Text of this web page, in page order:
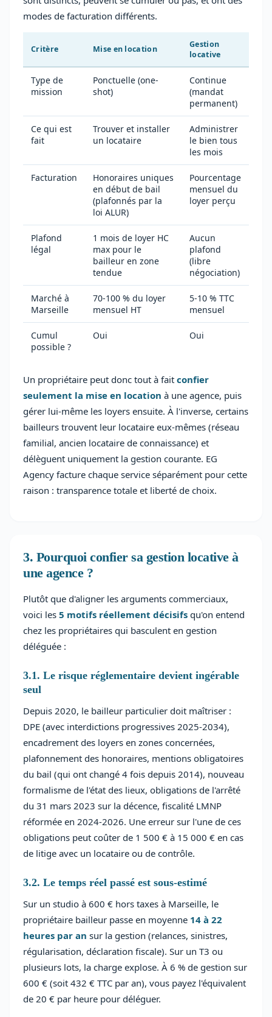
modes de facturation différents.
Critère Mise en location
Gestion
locative
Type de
mission
Ponctuelle (one-
shot)
Continue
(mandat
permanent)
Ce qui est
fait
Trouver et installer
un locataire
Administrer
le bien tous
les mois
Facturation
Honoraires uniques
en début de bail
(plafonnés par la
loi ALUR)
Pourcentage
mensuel du
loyer perçu
Plafond
légal
1 mois de loyer HC
max pour le
bailleur en zone
tendue
Aucun
plafond
(libre
négociation)
Marché à
Marseille
70-100 % du loyer
mensuel HT
5-10 % TTC
mensuel
Cumul
possible ?
Oui Oui
Un propriétaire peut donc tout à fait confier
seulement la mise en location à une agence, puis
gérer lui-même les loyers ensuite. À l'inverse, certains
bailleurs trouvent leur locataire eux-mêmes (réseau
familial, ancien locataire de connaissance) et
délèguent uniquement la gestion courante. EG
Agency facture chaque service séparément pour cette
raison : transparence totale et liberté de choix.
3. Pourquoi confier sa gestion locative à
une agence ?
Plutôt que d'aligner les arguments commerciaux,
voici les 5 motifs réellement décisifs qu'on entend
chez les propriétaires qui basculent en gestion
déléguée :
3.1. Le risque réglementaire devient ingérable
seul
Depuis 2020, le bailleur particulier doit maîtriser :
DPE (avec interdictions progressives 2025-2034),
encadrement des loyers en zones concernées,
plafonnement des honoraires, mentions obligatoires
du bail (qui ont changé 4 fois depuis 2014), nouveau
formalisme de l'état des lieux, obligations de l'arrêté
du 31 mars 2023 sur la décence, fiscalité LMNP
réformée en 2024-2026. Une erreur sur l'une de ces
obligations peut coûter de 1 500 € à 15 000 € en cas
de litige avec un locataire ou de contrôle.
3.2. Le temps réel passé est sous-estimé
Sur un studio à 600 € hors taxes à Marseille, le
propriétaire bailleur passe en moyenne 14 à 22
heures par an sur la gestion (relances, sinistres,
régularisation, déclaration fiscale). Sur un T3 ou
plusieurs lots, la charge explose. À 6 % de gestion sur
600 € (soit 432 € TTC par an), vous payez l'équivalent
de 20 € par heure pour déléguer.